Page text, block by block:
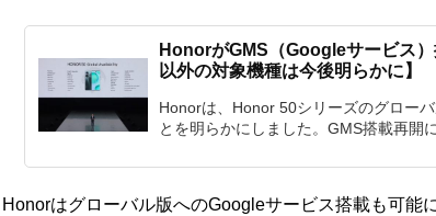
HonorがGMS（Googleサービス
以外の対象機種は今後明らかに】
Honorは、Honor 50シリーズのグロー
とを明らかにしました。GMS搭載再開
Honorはグローバル版へのGoogleサービス搭載も可能